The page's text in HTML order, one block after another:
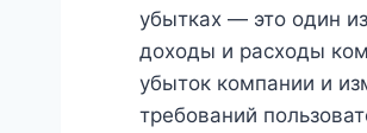
убытках — это один
доходы и расходы
убыток компании и
требований